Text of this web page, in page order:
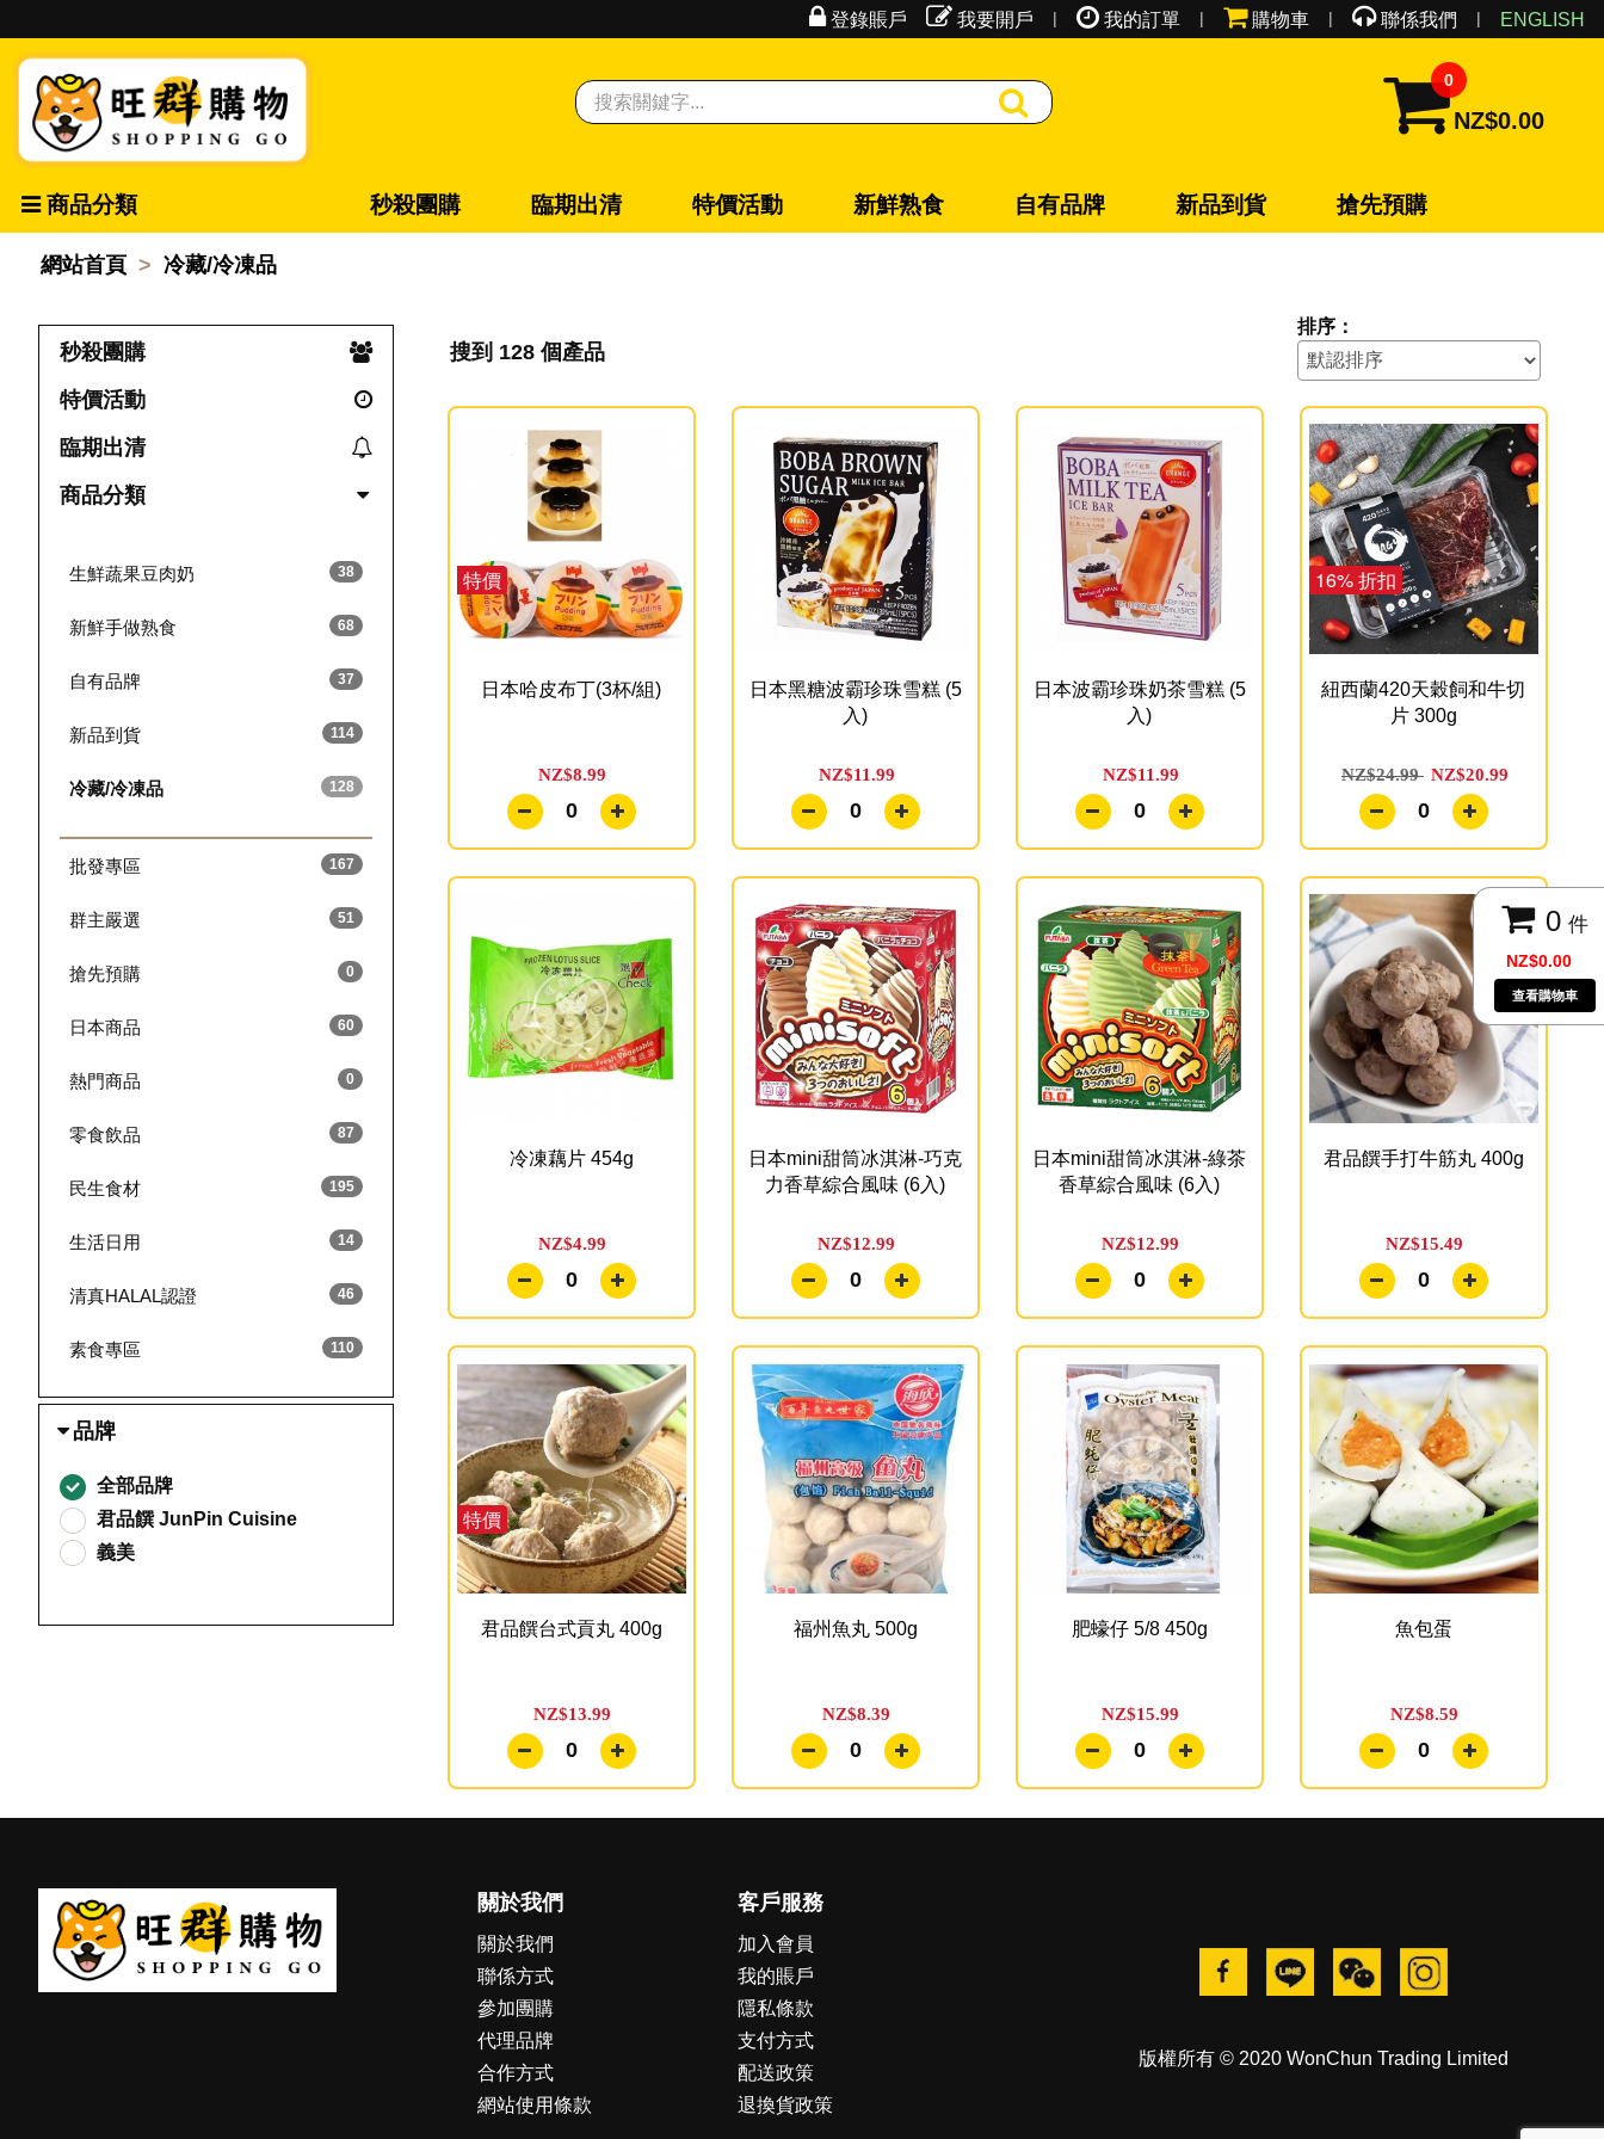
登錄賬戶 我要開戶 | 我的訂單 | 購物車 | 聯係我們 | ENGLISH
0
NZ$0.00
商品分類 秒殺團購 臨期出清 特價活動 新鮮熟食 自有品牌 新品到貨 搶先預購
網站首頁 冷藏/冷凍品
搜到 128 個產品
排序：
特價
日本哈皮布丁(3杯/組)
NZ$8.99
0
日本黑糖波霸珍珠雪糕 (5
入)
NZ$11.99
0
日本波霸珍珠奶茶雪糕 (5
入)
NZ$11.99
0
16% 折扣
紐西蘭420天穀飼和牛切
片 300g
NZ$24.99 NZ$20.99
0
冷凍藕片 454g
NZ$4.99
0
日本mini甜筒冰淇淋-巧克
力香草綜合風味 (6入)
NZ$12.99
0
日本mini甜筒冰淇淋-綠茶
香草綜合風味 (6入)
NZ$12.99
0
君品饌手打牛筋丸 400g
NZ$15.49
0
特價
君品饌台式貢丸 400g
NZ$13.99
0
福州魚丸 500g
NZ$8.39
0
肥蠔仔 5/8 450g
NZ$15.99
0
魚包蛋
NZ$8.59
0
秒殺團購
特價活動
臨期出清
商品分類
38
生鮮蔬果豆肉奶
68
新鮮手做熟食
37
自有品牌
114
新品到貨
128
冷藏/冷凍品
167
批發專區
51
群主嚴選
0
搶先預購
60
日本商品
0
熱門商品
87
零食飲品
195
民生食材
14
生活日用
46
清真HALAL認證
110
素食專區
品牌
全部品牌
君品饌 JunPin Cuisine
義美
0 件
NZ$0.00
查看購物車
關於我們
關於我們
聯係方式
參加團購
代理品牌
合作方式
網站使用條款
客戶服務
加入會員
我的賬戶
隱私條款
支付方式
配送政策
退換貨政策
版權所有 © 2020 WonChun Trading Limited